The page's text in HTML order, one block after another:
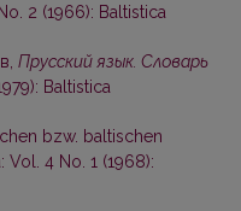
2 (1966): Baltistica
Прусский язык. Словарь
Baltistica
bzw. baltischen
Vol. 4 No. 1 (1968):